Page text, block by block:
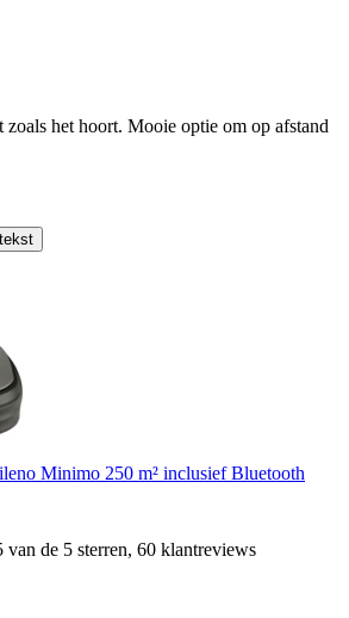
het hoort. Mooie optie om op afstand
Minimo 250 m² inclusief Bluetooth
van de 5 sterren, 60 klantreviews